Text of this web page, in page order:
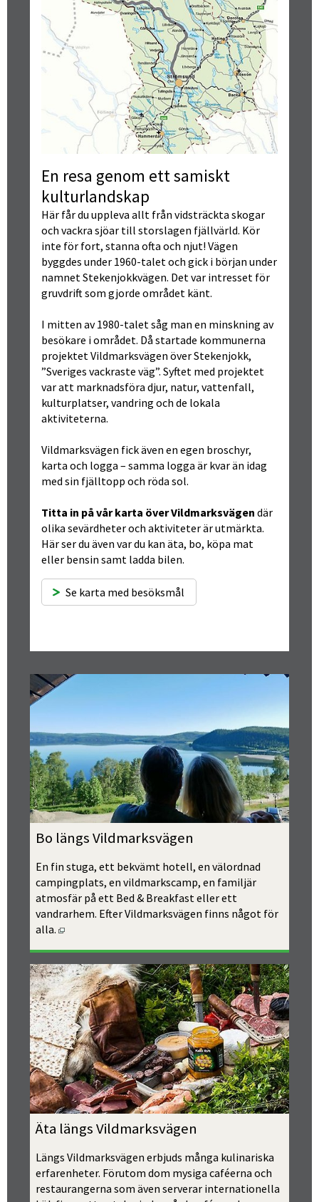
En resa genom ett samiskt
kulturlandskap
Här får du uppleva allt från vidsträckta skogar
och vackra sjöar till storslagen fjällvärld. Kör
inte för fort, stanna ofta och njut! Vägen
byggdes under 1960-talet och gick i början under
namnet Stekenjokkvägen. Det var intresset för
gruvdrift som gjorde området känt.
I mitten av 1980-talet såg man en minskning av
besökare i området. Då startade kommunerna
projektet Vildmarksvägen över Stekenjokk,
”Sveriges vackraste väg”. Syftet med projektet
var att marknadsföra djur, natur, vattenfall,
kulturplatser, vandring och de lokala
aktiviteterna.
Vildmarksvägen fick även en egen broschyr,
karta och logga – samma logga är kvar än idag
med sin fjälltopp och röda sol.
Titta in på vår karta över Vildmarksvägen där
olika sevärdheter och aktiviteter är utmärkta.
Här ser du även var du kan äta, bo, köpa mat
eller bensin samt ladda bilen.
Se karta med besöksmål
Bo längs Vildmarksvägen
En fin stuga, ett bekvämt hotell, en välordnad
campingplats, en vildmarkscamp, en familjär
atmosfär på ett Bed & Breakfast eller ett
vandrarhem. Efter Vildmarksvägen finns något för
alla.
Äta längs Vildmarksvägen
Längs Vildmarksvägen erbjuds många kulinariska
erfarenheter. Förutom dom mysiga caféerna och
restaurangerna som även serverar internationella